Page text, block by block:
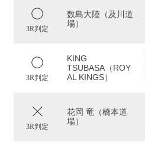
3R判定
数島大陸（及川道
場）
3R判定
KING
TSUBASA（ROY
AL KINGS）
3R判定
花岡 竜（橋本道
場）